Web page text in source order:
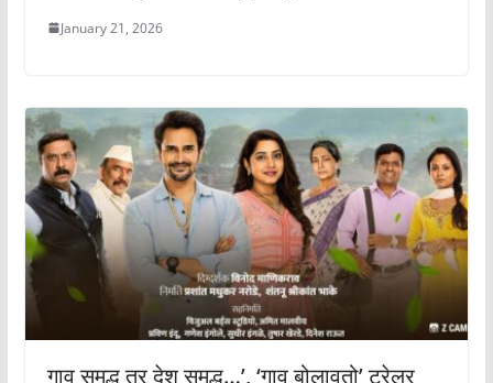
January 21, 2026
गाव समृद्ध तर देश समृद्ध…’, ‘गाव बोलावतो’ ट्रेलर